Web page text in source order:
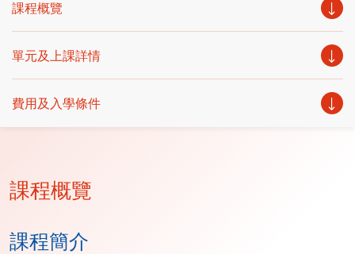
課程概覽
單元及上課詳情
費用及入學條件
課程概覽
課程簡介